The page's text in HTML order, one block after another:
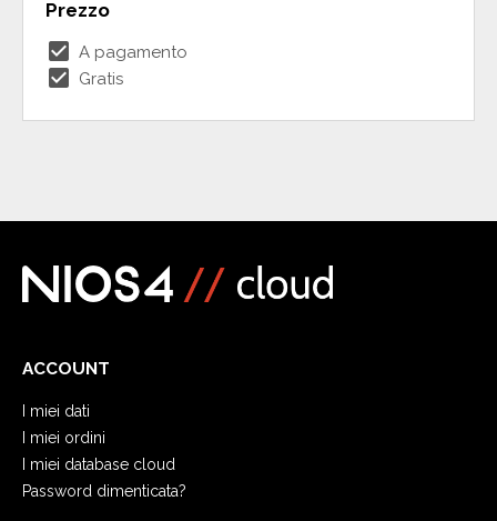
Prezzo
check_box A pagamento
check_box Gratis
ACCOUNT
I miei dati
I miei ordini
I miei database cloud
Password dimenticata?